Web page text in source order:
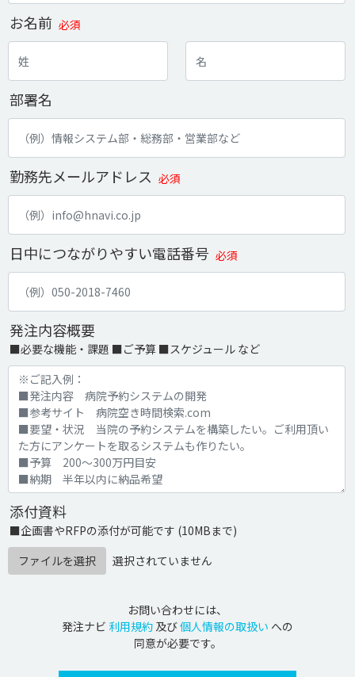
お名前 必須
部署名
勤務先メールアドレス 必須
日中につながりやすい電話番号 必須
発注内容概要
■必要な機能・課題 ■ご予算 ■スケジュール など
添付資料
■企画書やRFPの添付が可能です (10MBまで)
ファイルを選択
選択されていません
お問い合わせには、
発注ナビ 利用規約 及び個人情報の取扱い への
同意が必要です。